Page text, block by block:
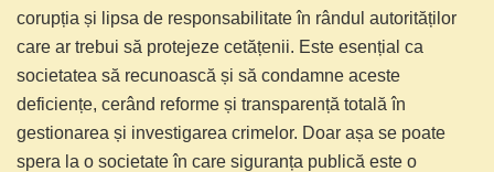
corupția și lipsa de responsabilitate în rândul autorităților
care ar trebui să protejeze cetățenii. Este esențial ca
societatea să recunoască și să condamne aceste
deficiențe, cerând reforme și transparență totală în
gestionarea și investigarea crimelor. Doar așa se poate
spera la o societate în care siguranța publică este o